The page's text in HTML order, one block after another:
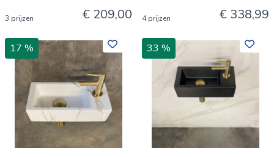
3 prijzen € 209,00 4 prijzen € 338,99
17 % 33 %